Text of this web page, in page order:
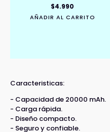
$4.990
AÑADIR AL CARRITO
Caracteristicas:
- Capacidad de 20000 mAh.
- Carga rápida.
- Diseño compacto.
- Seguro y confiable.